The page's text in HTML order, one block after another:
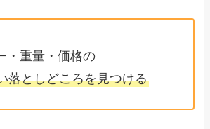
・重量・価格の
落としどころを見つける